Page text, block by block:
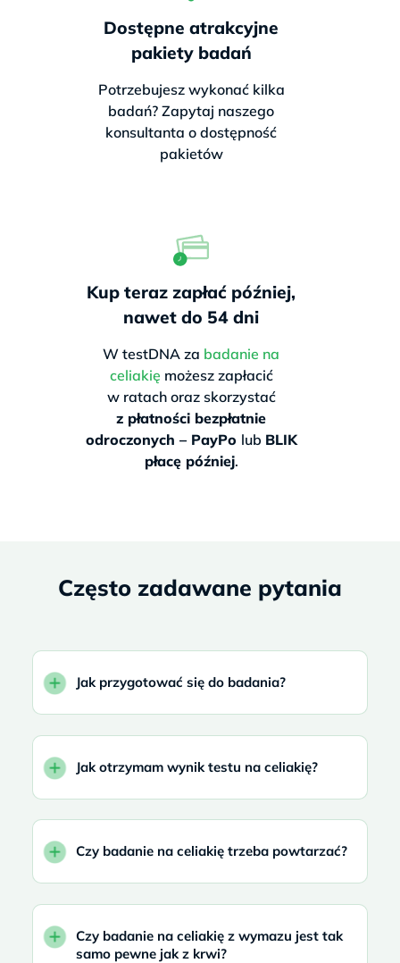
Dostępne atrakcyjne
pakiety badań
Potrzebujesz wykonać kilka
badań? Zapytaj naszego
konsultanta o dostępność
pakietów
Kup teraz zapłać później,
nawet do 54 dni
W testDNA za badanie na
celiakię możesz zapłacić
w ratach oraz skorzystać
z płatności bezpłatnie
odroczonych – PayPo lub BLIK
płacę później.
Często zadawane pytania
Jak przygotować się do badania?
Jak otrzymam wynik testu na celiakię?
Czy badanie na celiakię trzeba powtarzać?
Czy badanie na celiakię z wymazu jest tak
samo pewne jak z krwi?